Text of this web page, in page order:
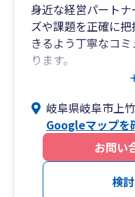
身近な経営パート
ズや課題を正確に
きるよう丁寧なコ
ります。
大手監査法人、中
し、複数の視点に基
す。
岐阜県岐阜市上
Googleマップを
お問い
検